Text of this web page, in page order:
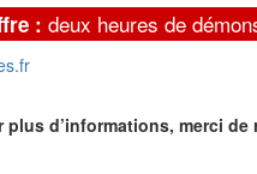
: deux heures de
plus d’informations, merci